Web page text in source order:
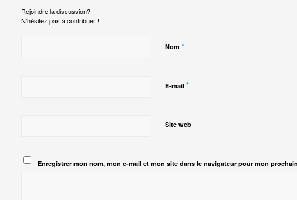
Rejoindre la discussion?
N’hésitez pas à contribuer !
Nom *
E-mail *
Site web
Enregistrer mon nom, mon e-mail et mon site dans le navigateur pour mon